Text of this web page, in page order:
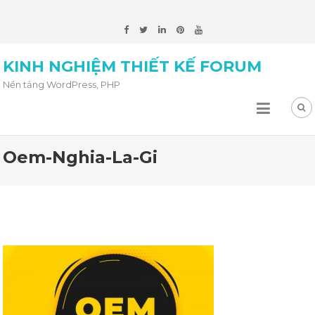
KINH NGHIỆM THIẾT KẾ FORUM
Nền tảng WordPress, PHP
Oem-Nghia-La-Gi